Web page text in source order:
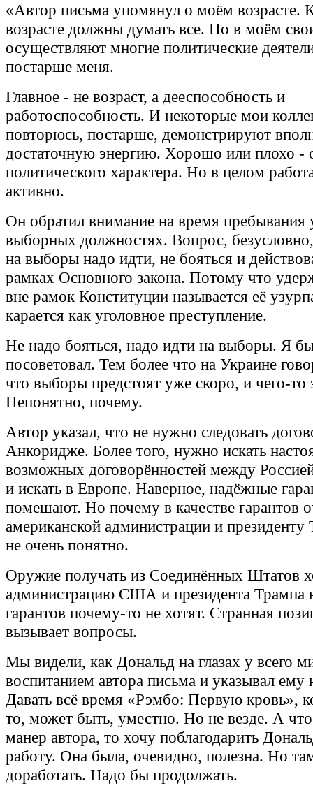
«Автор письма упомянул о моём возрасте.
возрасте должны думать все. Но в моём
осуществляют многие политические
постарше меня.
Главное - не возраст, а дееспособность и
работоспособность. И некоторые мои
повторюсь, постарше, демонстрируют
достаточную энергию. Хорошо или плохо -
политического характера. Но в целом
активно.
Он обратил внимание на время пребывания
выборных должностях. Вопрос,
на выборы надо идти, не бояться и
рамках Основного закона. Потому что
вне рамок Конституции называется её
карается как уголовное преступление.
Не надо бояться, надо идти на выборы. Я
посоветовал. Тем более что на Украине
что выборы предстоят уже скоро, и чего-то
Непонятно, почему.
Автор указал, что не нужно следовать
Анкоридже. Более того, нужно искать
возможных договорённостей между
и искать в Европе. Наверное, надёжные
помешают. Но почему в качестве гарантов
американской администрации и
не очень понятно.
Оружие получать из Соединённых Штатов
администрацию США и президента Трампа
гарантов почему-то не хотят. Странная
вызывает вопросы.
Мы видели, как Дональд на глазах у всего
воспитанием автора письма и указывал ему
Давать всё время «Рэмбо: Первую кровь»,
то, может быть, уместно. Но не везде. А что
манер автора, то хочу поблагодарить
работу. Она была, очевидно, полезна. Но
доработать. Надо бы продолжать.